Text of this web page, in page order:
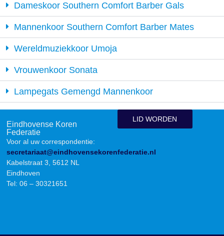
Dameskoor Southern Comfort Barber Gals
Mannenkoor Southern Comfort Barber Mates
Wereldmuziekkoor Umoja
Vrouwenkoor Sonata
Lampegats Gemengd Mannenkoor
Eindhovense Koren
Federatie
Voor al uw correspondentie:
secretariaat@eindhovensekorenfederatie.nl
Kabelstraat 3, 5612 NL
Eindhoven
Tel: 06 – 30321651
LID WORDEN